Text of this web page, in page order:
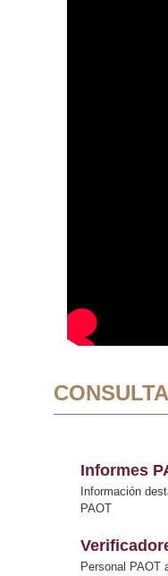
Informes
Información
PAOT
Personal PAOT